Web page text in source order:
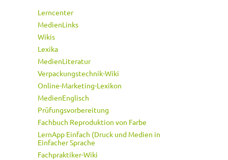
Lerncenter
MedienLinks
Wikis
Lexika
MedienLiteratur
Verpackungstechnik-Wiki
Online-Marketing-Lexikon
MedienEnglisch
Prüfungsvorbereitung
Fachbuch Reproduktion von Farbe
LernApp Einfach (Druck und Medien in
Einfacher Sprache
Fachpraktiker-Wiki